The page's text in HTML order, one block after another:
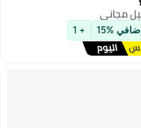
+ 1